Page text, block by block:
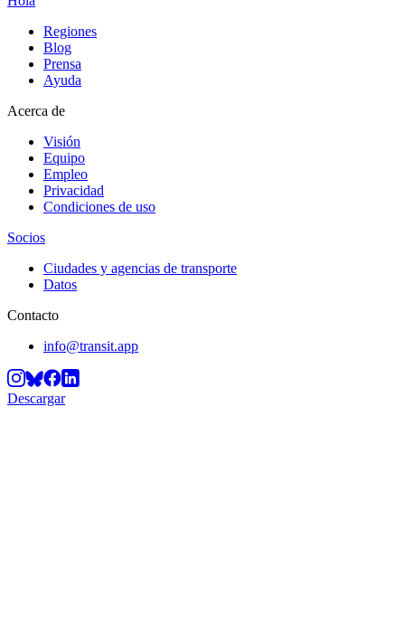
Regiones
Blog
Prensa
Ayuda
Acerca de
Visión
Equipo
Empleo
Privacidad
Condiciones de uso
Socios
Ciudades y agencias de transporte
Datos
Contacto
info@transit.app
Descargar